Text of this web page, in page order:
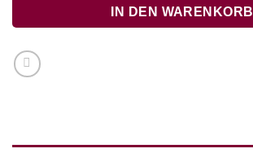
IN DEN WARENKORB